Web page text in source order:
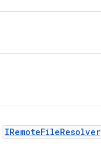
IRemoteFileResolver